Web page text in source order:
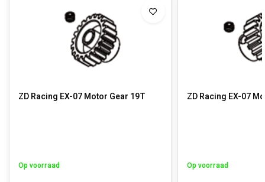
ZD Racing EX-07 Motor Gear 19T
Op voorraad
ZD Racing EX-07
Op voorraad